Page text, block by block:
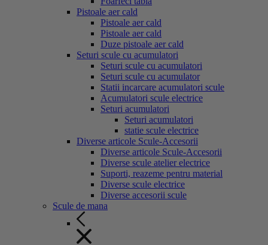
Pistoale aer cald
Pistoale aer cald
Pistoale aer cald
Duze pistoale aer cald
Seturi scule cu acumulatori
Seturi scule cu acumulatori
Seturi scule cu acumulator
Statii incarcare acumulatori scule
Acumulatori scule electrice
Seturi acumulatori
Seturi acumulatori
statie scule electrice
Diverse articole Scule-Accesorii
Diverse articole Scule-Accesorii
Diverse scule atelier electrice
Suporti, reazeme pentru material
Diverse scule electrice
Diverse accesorii scule
Scule de mana